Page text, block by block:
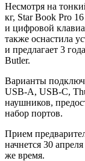
Несмотря на
кг, Star Book Pro
и цифровой
также оснастила
и предлагает 3
Butler.
Варианты
USB-A, USB-C,
наушников,
набор портов.
Прием
начнется 30
же время.